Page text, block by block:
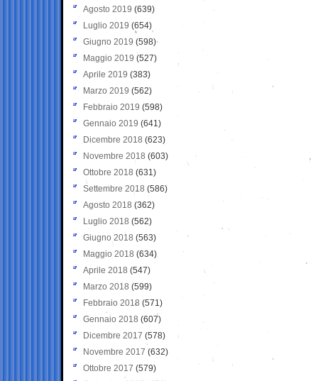
Agosto 2019 (639)
Luglio 2019 (654)
Giugno 2019 (598)
Maggio 2019 (527)
Aprile 2019 (383)
Marzo 2019 (562)
Febbraio 2019 (598)
Gennaio 2019 (641)
Dicembre 2018 (623)
Novembre 2018 (603)
Ottobre 2018 (631)
Settembre 2018 (586)
Agosto 2018 (362)
Luglio 2018 (562)
Giugno 2018 (563)
Maggio 2018 (634)
Aprile 2018 (547)
Marzo 2018 (599)
Febbraio 2018 (571)
Gennaio 2018 (607)
Dicembre 2017 (578)
Novembre 2017 (632)
Ottobre 2017 (579)